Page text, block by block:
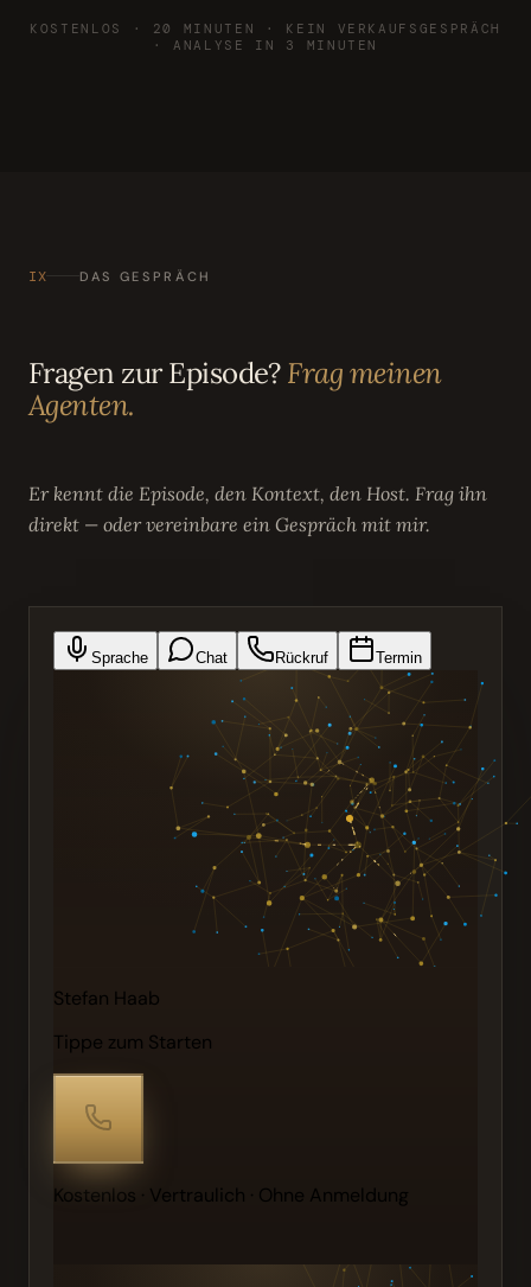
KOSTENLOS · 20 MINUTEN · KEIN VERKAUFSGESPRÄCH
· ANALYSE IN 3 MINUTEN
IX DAS GESPRÄCH
Fragen zur Episode?Frag meinen
Agenten.
Er kennt die Episode, den Kontext, den Host. Frag ihn
direkt — oder vereinbare ein Gespräch mit mir.
Sprache Chat Rückruf Termin
Stefan Haab
Tippe zum Starten
Kostenlos · Vertraulich · Ohne Anmeldung